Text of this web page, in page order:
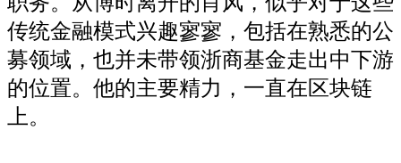
传统金融模式兴趣寥寥，包括在熟悉的公
募领域，也并未带领浙商基金走出中下游
的位置。他的主要精力，一直在区块链
上。